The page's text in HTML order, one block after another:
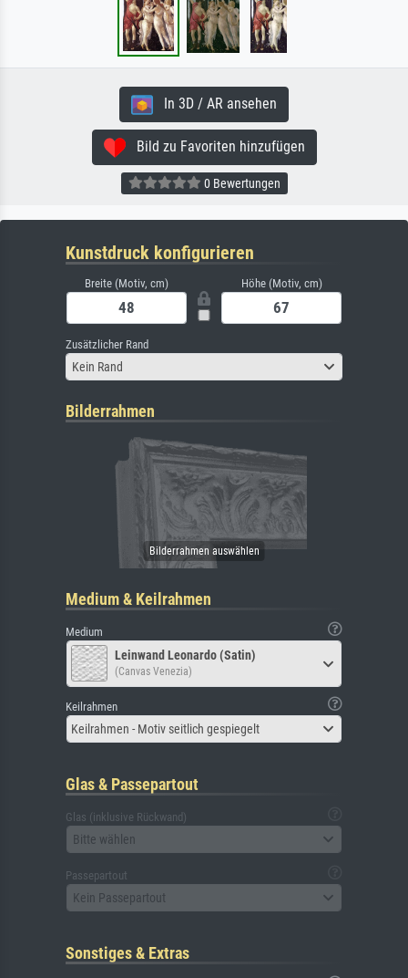
In 3D / AR ansehen
Bild zu Favoriten hinzufügen
0 Bewertungen
Kunstdruck konfigurieren
Breite (Motiv, cm) Höhe (Motiv, cm)
Zusätzlicher Rand
Kein Rand
Bilderrahmen
Medium & Keilrahmen
Medium
Leinwand Leonardo (Satin)
(Canvas Venezia)
Keilrahmen
Keilrahmen - Motiv seitlich gespiegelt
Glas & Passepartout
Glas (inklusive Rückwand)
Bitte wählen
Passepartout
Kein Passepartout
Sonstiges & Extras